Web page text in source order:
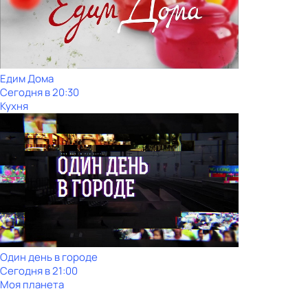
Едим Дома
Сегодня в 20:30
Кухня
Один день в городе
Сегодня в 21:00
Моя планета